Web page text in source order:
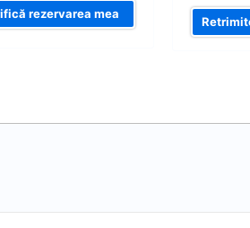
rezervarea mea